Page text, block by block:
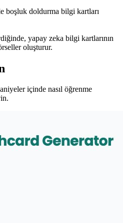
boşluk doldurma bilgi kartları
yapay zeka bilgi kartlarının
oluşturur.
içinde nasıl öğrenme